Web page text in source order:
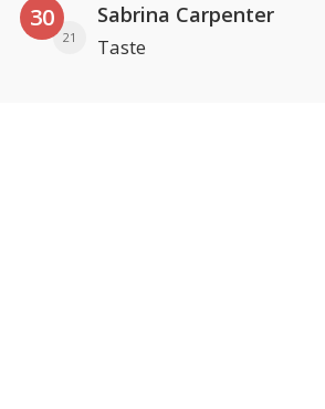
30
21
Sabrina Carpenter
Taste